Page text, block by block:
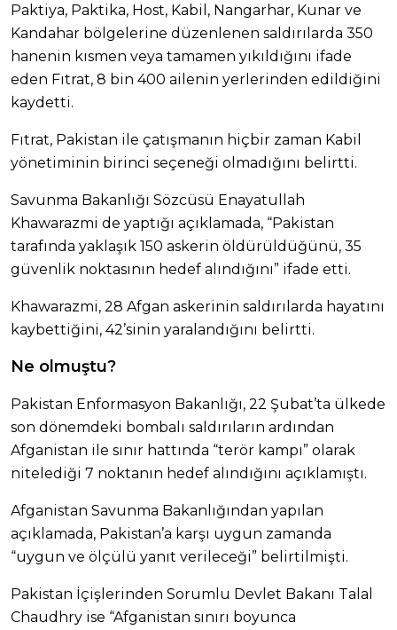
Paktiya, Paktika, Host, Kabil, Nangarhar, Kunar ve
Kandahar bölgelerine düzenlenen saldırılarda 350
hanenin kısmen veya tamamen yıkıldığını ifade
eden Fıtrat, 8 bin 400 ailenin yerlerinden edildiğini
kaydetti.
Fıtrat, Pakistan ile çatışmanın hiçbir zaman Kabil
yönetiminin birinci seçeneği olmadığını belirtti.
Savunma Bakanlığı Sözcüsü Enayatullah
Khawarazmi de yaptığı açıklamada, “Pakistan
tarafında yaklaşık 150 askerin öldürüldüğünü, 35
güvenlik noktasının hedef alındığını” ifade etti.
Khawarazmi, 28 Afgan askerinin saldırılarda hayatını
kaybettiğini, 42’sinin yaralandığını belirtti.
Ne olmuştu?
Pakistan Enformasyon Bakanlığı, 22 Şubat’ta ülkede
son dönemdeki bombalı saldırıların ardından
Afganistan ile sınır hattında “terör kampı” olarak
nitelediği 7 noktanın hedef alındığını açıklamıştı.
Afganistan Savunma Bakanlığından yapılan
açıklamada, Pakistan’a karşı uygun zamanda
“uygun ve ölçülü yanıt verileceği” belirtilmişti.
Pakistan İçişlerinden Sorumlu Devlet Bakanı Talal
Chaudhry ise “Afganistan sınırı boyunca